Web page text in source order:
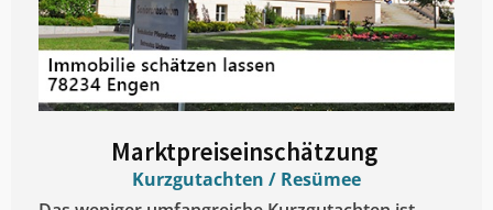
Marktpreiseinschätzung ​
Kurzgutachten / Resümee